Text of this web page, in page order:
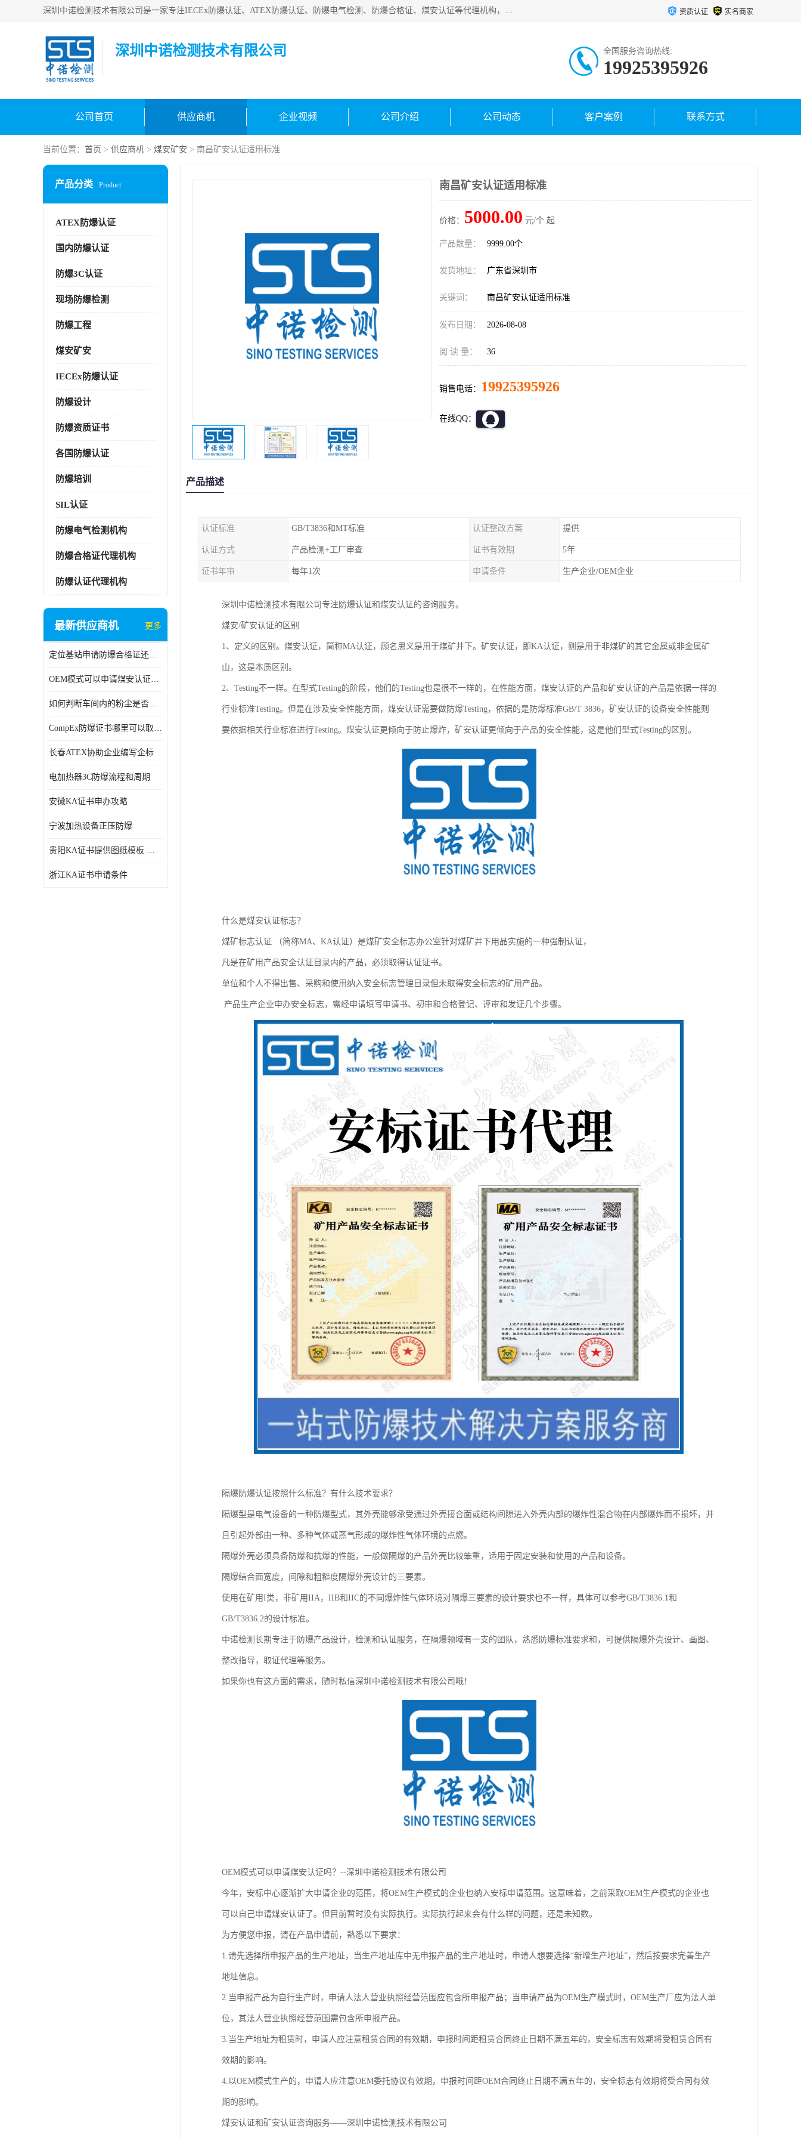
深圳中诺检测技术有限公司是一家专注IECEx防爆认证、ATEX防爆认证、防爆电气检测、防爆合格证、煤安认证等代理机构，可为客户提供从防爆设计、认证、现场检查、工程施工改造、培训等一站式服务。 资质认证 实名商家
深圳中诺检测技术有限公司 全国服务咨询热线:
19925395926
公司首页 供应商机 企业视频 公司介绍 公司动态 客户案例 联系方式
当前位置： 首页 > 供应商机 > 煤安矿安 > 南昌矿安认证适用标准
产品分类 Product
ATEX防爆认证
国内防爆认证
防爆3C认证
现场防爆检测
防爆工程
煤安矿安
IECEx防爆认证
防爆设计
防爆资质证书
各国防爆认证
防爆培训
SIL认证
防爆电气检测机构
防爆合格证代理机构
防爆认证代理机构
最新供应商机 更多
定位基站申请防爆合格证还是防爆3C认证呢？
OEM模式可以申请煤安认证吗？
如何判断车间内的粉尘是否为爆炸性粉尘？
CompEx防爆证书哪里可以取得？
长春ATEX协助企业编写企标
电加热器3C防爆流程和周期
安徽KA证书申办攻略
宁波加热设备正压防爆
贵阳KA证书提供图纸模板 深圳中诺检测
浙江KA证书申请条件
南昌矿安认证适用标准
价格： 5000.00 元/个 起
产品数量： 9999.00个
发货地址： 广东省深圳市
关键词： 南昌矿安认证适用标准
发布日期： 2026-08-08
阅 读 量： 36
销售电话： 19925395926
在线QQ：
产品描述
认证标准 GB/T3836和MT标准 认证整改方案 提供
认证方式 产品检测+工厂审查 证书有效期 5年
证书年审 每年1次 申请条件 生产企业/OEM企业
深圳中诺检测技术有限公司专注防爆认证和煤安认证的咨询服务。
煤安/矿安认证的区别
1、定义的区别。煤安认证，简称MA认证，顾名思义是用于煤矿井下。矿安认证，即KA认证，则是用于非煤矿的其它金属或非金属矿
山，这是本质区别。
2、Testing不一样。在型式Testing的阶段，他们的Testing也是很不一样的，在性能方面，煤安认证的产品和矿安认证的产品是依据一样的
行业标准Testing。但是在涉及安全性能方面，煤安认证需要做防爆Testing，依据的是防爆标准GB/T 3836，矿安认证的设备安全性能则
要依据相关行业标准进行Testing。煤安认证更倾向于防止爆炸，矿安认证更倾向于产品的安全性能，这是他们型式Testing的区别。
什么是煤安认证标志？
煤矿标志认证 （简称MA、KA认证）是煤矿安全标志办公室针对煤矿井下用品实施的一种强制认证，
凡是在矿用产品安全认证目录内的产品，必须取得认证证书。
单位和个人不得出售、采购和使用纳入安全标志管理目录但未取得安全标志的矿用产品。
产品生产企业申办安全标志，需经申请填写申请书、初审和合格登记、评审和发证几个步骤。
隔爆防爆认证按照什么标准？有什么技术要求？
隔爆型是电气设备的一种防爆型式，其外壳能够承受通过外壳接合面或结构间隙进入外壳内部的爆炸性混合物在内部爆炸而不损坏，并
且引起外部由一种、多种气体或蒸气形成的爆炸性气体环境的点燃。
隔爆外壳必须具备防爆和抗爆的性能，一般做隔爆的产品外壳比较笨重，适用于固定安装和使用的产品和设备。
隔爆结合面宽度，间隙和粗糙度隔爆外壳设计的三要素。
使用在矿用I类，非矿用IIA，IIB和IIC的不同爆炸性气体环境对隔爆三要素的设计要求也不一样，具体可以参考GB/T3836.1和
GB/T3836.2的设计标准。
中诺检测长期专注于防爆产品设计，检测和认证服务，在隔爆领域有一支的团队，熟悉防爆标准要求和，可提供隔爆外壳设计、画图、
整改指导，取证代理等服务。
如果你也有这方面的需求，随时私信深圳中诺检测技术有限公司哦！
OEM模式可以申请煤安认证吗？--深圳中诺检测技术有限公司
今年，安标中心逐渐扩大申请企业的范围，将OEM生产模式的企业也纳入安标申请范围。这意味着，之前采取OEM生产模式的企业也
可以自己申请煤安认证了。但目前暂时没有实际执行。实际执行起来会有什么样的问题，还是未知数。
为方便您申报，请在产品申请前，熟悉以下要求：
1.请先选择所申报产品的生产地址，当生产地址库中无申报产品的生产地址时，申请人想要选择“新增生产地址”，然后按要求完善生产
地址信息。
2.当申报产品为自行生产时，申请人法人营业执照经营范围应包含所申报产品；当申请产品为OEM生产模式时，OEM生产厂应为法人单
位，其法人营业执照经营范围需包含所申报产品。
3.当生产地址为租赁时，申请人应注意租赁合同的有效期，申报时间距租赁合同终止日期不满五年的，安全标志有效期将受租赁合同有
效期的影响。
4.以OEM模式生产的，申请人应注意OEM委托协议有效期，申报时间距OEM合同终止日期不满五年的，安全标志有效期将受合同有效
期的影响。
煤安认证和矿安认证咨询服务——深圳中诺检测技术有限公司